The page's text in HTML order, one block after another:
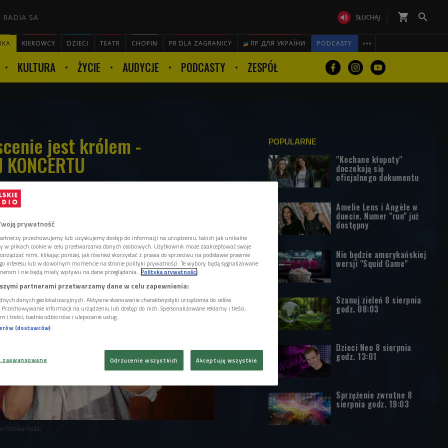
RADIA SA  SŁUCHAJ shopping_cart 
KIEROWCY DZIECI TEATR CHOPIN PR DLA ZAGRANICY ПР ДЛЯ УКРАЇНИ PODCASTY 

KULTURA ŻYCIE AUDYCJE PODCASTY ZESPÓŁ
jest królem -
mówi się, że scena jest ich
w audycji Damiana Sikorskiego
koncert Jareckiego.
Polskie Radio
POPULARNE
"Kochane kłopoty"
doczekają się
oficjalnego dokumentu
Amelie Lens i Angèle w
duecie. Numer "run" już
dostępny
Nie będzie amerykańskiej
wersji "Squid Game"
Szanuj zieleń 8 sierpnia
godz. 08:03
Dzieci Neo 8 sierpnia
godz. 13:01
Sprzężenie zwrotne 8
sierpnia godz. 19:03
prywatność
przechowujemy lub uzyskujemy dostęp do informacji na urządzeniu, takich jak unikalne
w plikach cookie w celu przetwarzania danych osobowych. Użytkownik może zaakceptować swoje
nimi, klikając poniżej, jak również skorzystać z prawa do sprzeciwu na podstawie prawnie
interesu lub w dowolnym momencie na stronie polityki prywatności. Te wybory będą sygnalizowane
i nie będą miały wpływu na dane przeglądania. Polityka prywatności
partnerami przetwarzamy dane w celu zapewnienia:
danych geolokalizacyjnych. Aktywne skanowanie charakterystyki urządzenia do celów
informacji na urządzeniu lub dostęp do nich. Spersonalizowane reklamy i treści,
i treści, badnie odbiorców i ulepszanie usług.
(dostawców)
Odrzucenie wszystkich Akceptuję wszystkie